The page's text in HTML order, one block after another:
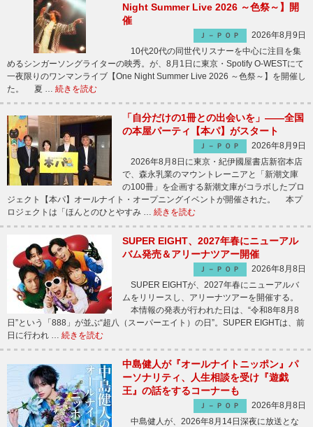
Night Summer Live 2026 ～色祭～】開
催
Ｊ－ＰＯＰ
2026年8月9日
10代20代の同世代リスナーを中心に注目を集
めるシンガーソングライターの映秀。が、8月1日に東京・Spotify O-WESTにて
一夜限りのワンマンライブ【One Night Summer Live 2026 ～色祭～】を開催し
た。 夏 … 続きを読む
「自分だけの1冊との出会いを」――全国
の本屋パーティ【本パ】がスタート
Ｊ－ＰＯＰ
2026年8月9日
2026年8月8日に東京・紀伊國屋書店新宿本店
で、森永乳業のマウントレーニアと「新潮文庫
の100冊」を企画する新潮文庫がコラボしたプロ
ジェクト【本パ】オールナイト・オープニングイベントが開催された。 本プ
ロジェクトは「ほんとのひとやすみ … 続きを読む
SUPER EIGHT、2027年春にニューアル
バム発売＆アリーナツアー開催
Ｊ－ＰＯＰ
2026年8月8日
SUPER EIGHTが、2027年春にニューアルバ
ムをリリースし、アリーナツアーを開催する。
本情報の発表が行われた日は、“令和8年8月8
日”という「888」が並ぶ“超八（スーパーエイト）の日”。SUPER EIGHTは、前
日に行われ … 続きを読む
中島健人が『オールナイトニッポン』パ
ーソナリティ、人生相談を受け『遊戯
王』の話をするコーナーも
Ｊ－ＰＯＰ
2026年8月8日
中島健人が、2026年8月14日深夜に放送とな